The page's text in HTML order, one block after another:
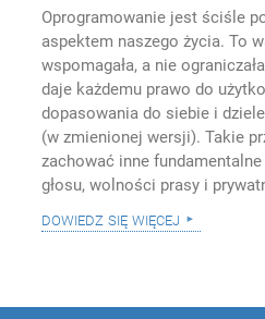
Oprogramowanie jest ściśle
aspektem naszego życia. To
wspomagała, a nie
daje każdemu prawo do
dopasowania do siebie i
(w zmienionej wersji). Takie
zachować inne
głosu, wolności prasy i
dowiedz się więcej